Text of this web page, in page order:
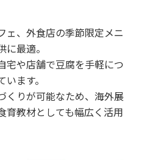
ェ、外食店の季節限定メニ
最適。
宅や店舗で豆腐を手軽につ
ます。
くりが可能なため、海外展
育教材としても幅広く活用